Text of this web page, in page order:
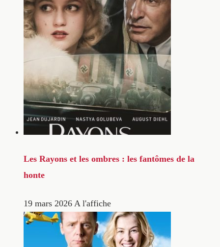
Les Rayons et les ombres : les fantômes de la
honte
19 mars 2026 A l'affiche